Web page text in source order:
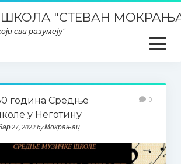
"СТЕВАН
сви разумеју“
open
menu
и ИЗВЕШТАЈИ
школе, извештаји, развојни планови
година Средње
у Неготину
27, 2022 by Мокрањац
0